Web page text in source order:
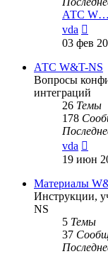
АТС W…
vda
к
03 фев
АТС W&T-NS
Вопросы
интеграций
26 Темы
178
vda
к
19 июн
Материалы
Инструкции,
NS
5 Темы
37